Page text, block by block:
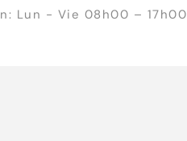
Lun - Vie 08h00 – 17h00